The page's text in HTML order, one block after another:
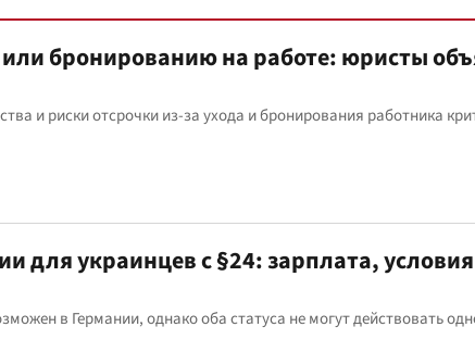
или бронированию на работе: юристы
и риски отсрочки из-за ухода и бронирования работника
для украинцев с §24: зарплата,
в Германии, однако оба статуса не могут действовать